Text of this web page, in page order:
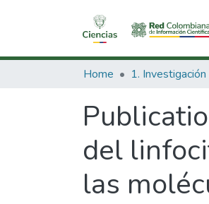
Home
del
las